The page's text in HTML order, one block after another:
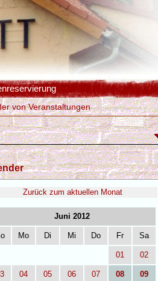
von Veranstaltungen
Zurück zum aktuellen Monat
Juni 2012
Mo Di Mi Do Fr Sa
01 02
04 05 06 07 08 09